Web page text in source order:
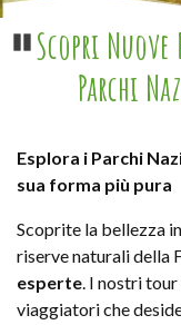
Pause
Scopri
Parchi
Esplora i Parchi
sua forma più pura
Scoprite la bellezza
riserve naturali della
esperte. I nostri
viaggiatori che